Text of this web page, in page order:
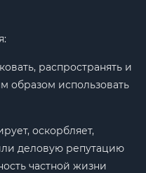
распространять и
образом использовать
оскорбляет,
деловую репутацию
частной жизни